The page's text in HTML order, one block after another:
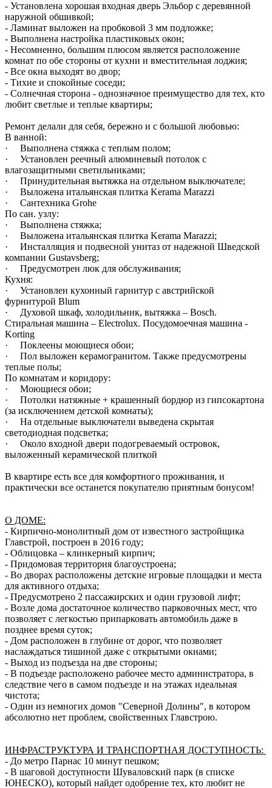
- Установлена хорошая входная дверь Эльбор с деревянной
наружной обшивкой;
- Ламинат выложен на пробковой 3 мм подложке;
- Выполнена настройка пластиковых окон;
- Несомненно, большим плюсом является расположение
комнат по обе стороны от кухни и вместительная лоджия;
- Все окна выходят во двор;
- Тихие и спокойные соседи;
- Солнечная сторона - однозначное преимущество для тех, кто
любит светлые и теплые квартиры;
Ремонт делали для себя, бережно и с большой любовью:
В ванной:
· Выполнена стяжка с теплым полом;
· Установлен реечный алюминевый потолок с
влагозащитными светильниками;
· Принудительная вытяжка на отдельном выключателе;
· Выложена итальянская плитка Kerama Marazzi
· Сантехника Grohe
По сан. узлу:
· Выполнена стяжка;
· Выложена итальянская плитка Kerama Marazzi;
· Инсталляция и подвесной унитаз от надежной Шведской
компании Gustavsberg;
· Предусмотрен люк для обслуживания;
Кухня:
· Установлен кухонный гарнитур с австрийской
фурнитурой Blum
· Духовой шкаф, холодильник, вытяжка – Bosch.
Стиральная машина – Electrolux. Посудомоечная машина -
Korting
· Поклеены моющиеся обои;
· Пол выложен керамогранитом. Также предусмотрены
теплые полы;
По комнатам и коридору:
· Моющиеся обои;
· Потолки натяжные + крашенный бордюр из гипсокартона
(за исключением детской комнаты);
· На отдельные выключатели выведена скрытая
светодиодная подсветка;
· Около входной двери подогреваемый островок,
выложенный керамической плиткой
В квартире есть все для комфортного проживания, и
практически все останется покупателю приятным бонусом!
О ДОМЕ:
- Кирпично-монолитный дом от известного застройщика
Главстрой, построен в 2016 году;
- Облицовка – клинкерный кирпич;
- Придомовая территория благоустроена;
- Во дворах расположены детские игровые площадки и места
для активного отдыха;
- Предусмотрено 2 пассажирских и один грузовой лифт;
- Возле дома достаточное количество парковочных мест, что
позволяет с легкостью припарковать автомобиль даже в
позднее время суток;
- Дом расположен в глубине от дорог, что позволяет
наслаждаться тишиной даже с открытыми окнами;
- Выход из подъезда на две стороны;
- В подъезде расположено рабочее место администратора, в
следствие чего в самом подъезде и на этажах идеальная
чистота;
- Один из немногих домов "Северной Долины", в котором
абсолютно нет проблем, свойственных Главстрою.
ИНФРАСТРУКТУРА И ТРАНСПОРТНАЯ ДОСТУПНОСТЬ:
- До метро Парнас 10 минут пешком;
- В шаговой доступности Шуваловский парк (в списке
ЮНЕСКО), который найдет одобрение тех, кто любит не